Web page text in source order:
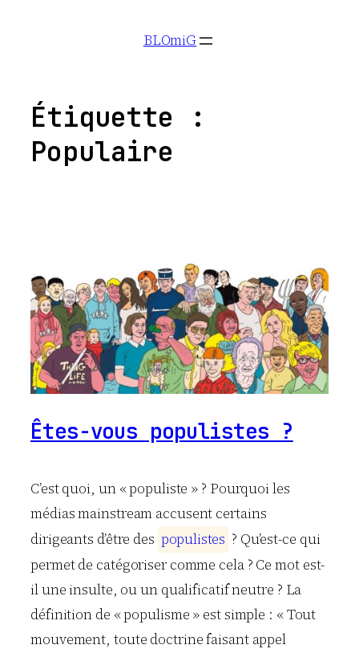
BLOmiG
Étiquette :
Populaire
Êtes-vous populistes ?
C’est quoi, un « populiste » ? Pourquoi les
médias mainstream accusent certains
dirigeants d’être des populistes ? Qu’est-ce qui
permet de catégoriser comme cela ? Ce mot est-
il une insulte, ou un qualificatif neutre ? La
définition de « populisme » est simple : « Tout
mouvement, toute doctrine faisant appel